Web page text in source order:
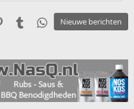
Nieuwe berichten
PinterestTumblrWhatsApp